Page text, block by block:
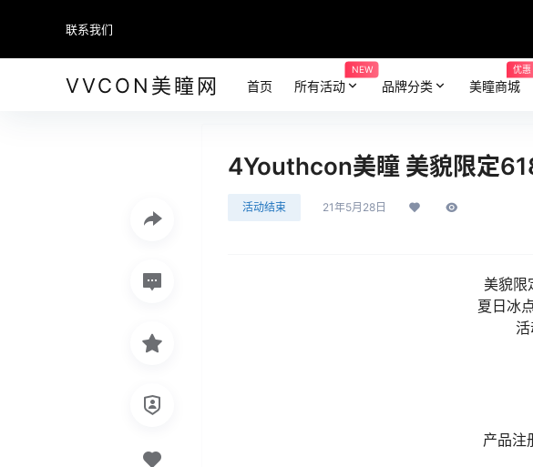
联系我们
VVCON美瞳网 首页 所有活动
NEW
品牌分类 美瞳商城
优惠
4Youthcon美瞳 美貌限定
活动结束 21年5月28日
美貌限
夏日冰
产品注